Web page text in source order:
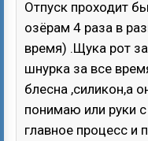
Отпуск проходит
озёрам 4 раза в
время) .Щука рот
шнурка за все
блесна ,силикон,а
понимаю или руки с
главное процесс и